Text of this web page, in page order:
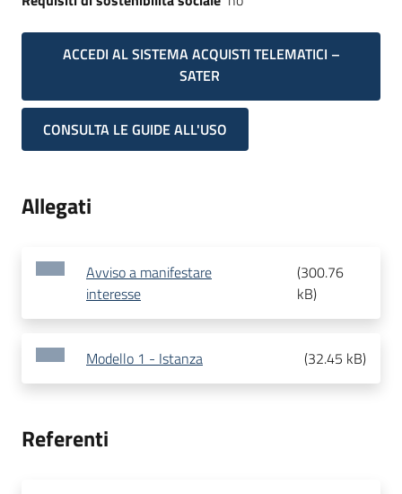
ACCEDI AL SISTEMA ACQUISTI TELEMATICI –
SATER
CONSULTA LE GUIDE ALL'USO
Allegati
Avviso a manifestare
interesse
(300.76
kB)
Modello 1 - Istanza (32.45 kB)
Referenti